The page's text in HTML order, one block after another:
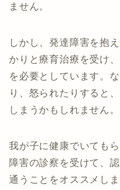
ません。
しかし、発達障害を抱
かりと療育治療を受け
を必要としています。
り、怒られたりすると
しまうかもしれません。
我が子に健康でいても
障害の診察を受けて、
通うことをオススメしま